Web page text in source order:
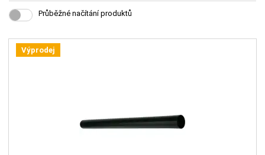
Průběžné načítání produktů
Výprodej